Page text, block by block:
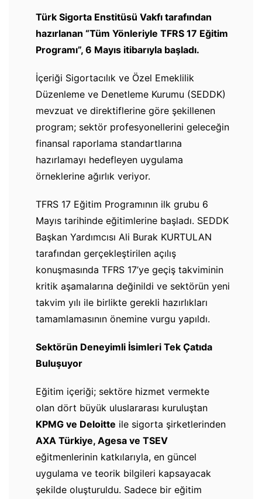
Türk Sigorta Enstitüsü Vakfı tarafından
hazırlanan “Tüm Yönleriyle TFRS 17 Eğitim
Programı”, 6 Mayıs itibarıyla başladı.
İçeriği Sigortacılık ve Özel Emeklilik
Düzenleme ve Denetleme Kurumu (SEDDK)
mevzuat ve direktiflerine göre şekillenen
program; sektör profesyonellerini geleceğin
finansal raporlama standartlarına
hazırlamayı hedefleyen uygulama
örneklerine ağırlık veriyor.
TFRS 17 Eğitim Programının ilk grubu 6
Mayıs tarihinde eğitimlerine başladı. SEDDK
Başkan Yardımcısı Ali Burak KURTULAN
tarafından gerçekleştirilen açılış
konuşmasında TFRS 17’ye geçiş takviminin
kritik aşamalarına değinildi ve sektörün yeni
takvim yılı ile birlikte gerekli hazırlıkları
tamamlamasının önemine vurgu yapıldı.
Sektörün Deneyimli İsimleri Tek Çatıda
Buluşuyor
Eğitim içeriği; sektöre hizmet vermekte
olan dört büyük uluslararası kuruluştan
KPMG ve Deloitte ile sigorta şirketlerinden
AXA Türkiye, Agesa ve TSEV
eğitmenlerinin katkılarıyla, en güncel
uygulama ve teorik bilgileri kapsayacak
şekilde oluşturuldu. Sadece bir eğitim